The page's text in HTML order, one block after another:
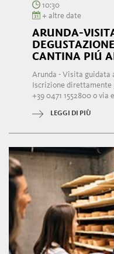
10:30
+ altre date
ARUNDA-
CANTINA PIÚ
Arunda - Visita guidata
Iscrizione direttamente
+39 0471 1552800 o
LEGGI DI PIÙ